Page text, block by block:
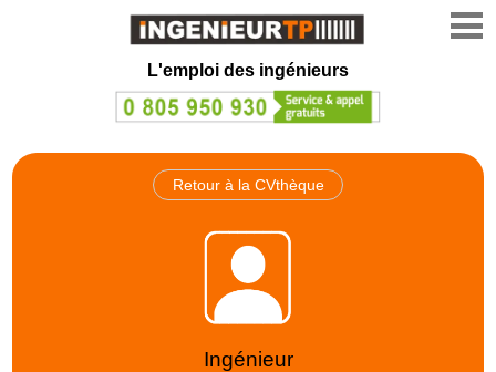
L'emploi des ingénieurs
Retour à la CVthèque
Ingénieur